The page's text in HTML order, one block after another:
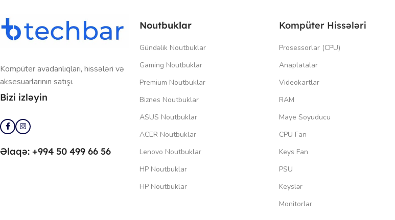
Kompüter avadanlıqları, hissələri və
aksesuarlarının satışı.
Bizi izləyin
Əlaqə: +994 50 499 66 56
Noutbuklar
Gündəlik Noutbuklar
Gaming Noutbuklar
Premium Noutbuklar
Biznes Noutbuklar
ASUS Noutbuklar
ACER Noutbuklar
Lenovo Noutbuklar
HP Noutbuklar
HP Noutbuklar
Kompüter Hissələri
Prosessorlar (CPU)
Anaplatalar
Videokartlar
RAM
Maye Soyuducu
CPU Fan
Keys Fan
PSU
Keyslər
Monitorlar